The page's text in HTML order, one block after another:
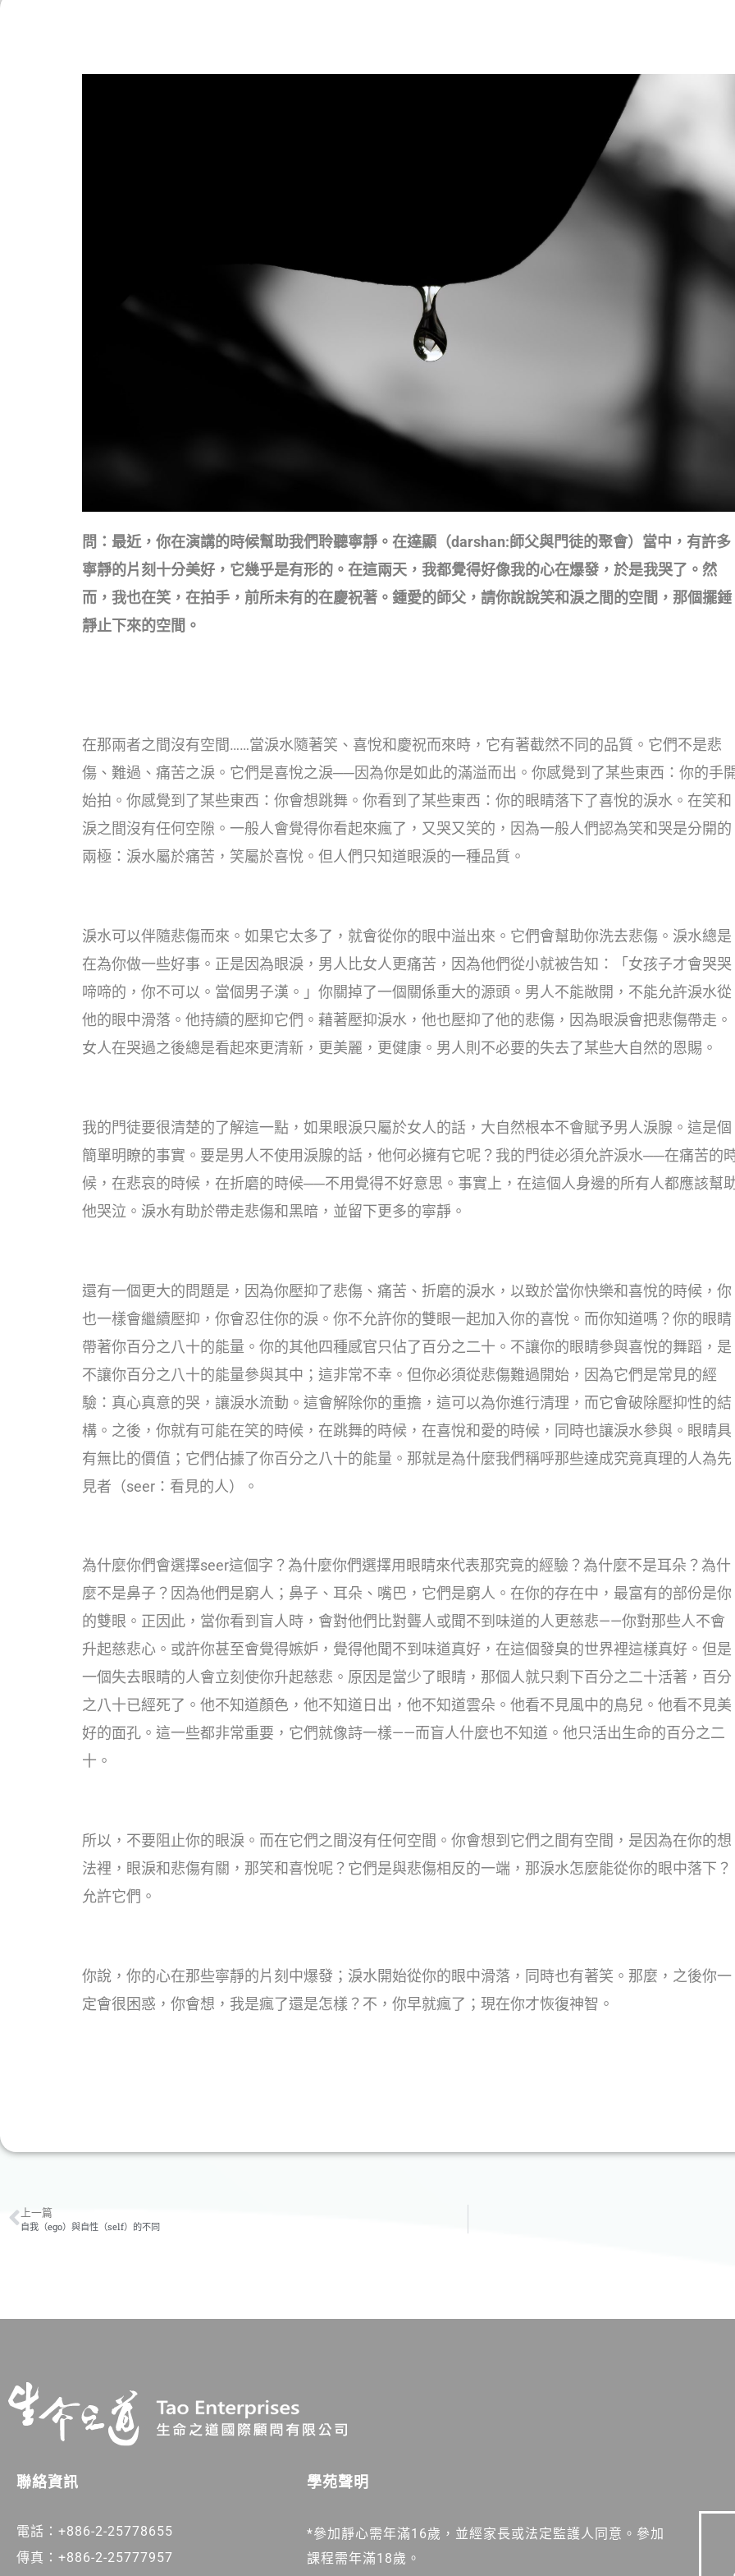
問：最近，你在演講的時候幫助我們聆聽寧靜。在達顯（darshan:師父與門徒的聚會）當中，有許多
寧靜的片刻十分美好，它幾乎是有形的。在這兩天，我都覺得好像我的心在爆發，於是我哭了。然
而，我也在笑，在拍手，前所未有的在慶祝著。鍾愛的師父，請你說說笑和淚之間的空間，那個擺錘
靜止下來的空間。
在那兩者之間沒有空間……當淚水隨著笑、喜悅和慶祝而來時，它有著截然不同的品質。它們不是悲
傷、難過、痛苦之淚。它們是喜悅之淚──因為你是如此的滿溢而出。你感覺到了某些東西：你的手
始拍。你感覺到了某些東西：你會想跳舞。你看到了某些東西：你的眼睛落下了喜悅的淚水。在笑和
淚之間沒有任何空隙。一般人會覺得你看起來瘋了，又哭又笑的，因為一般人們認為笑和哭是分開的
兩極：淚水屬於痛苦，笑屬於喜悅。但人們只知道眼淚的一種品質。
淚水可以伴隨悲傷而來。如果它太多了，就會從你的眼中溢出來。它們會幫助你洗去悲傷。淚水總是
在為你做一些好事。正是因為眼淚，男人比女人更痛苦，因為他們從小就被告知：「女孩子才會哭哭
啼啼的，你不可以。當個男子漢。」你關掉了一個關係重大的源頭。男人不能敞開，不能允許淚水從
他的眼中滑落。他持續的壓抑它們。藉著壓抑淚水，他也壓抑了他的悲傷，因為眼淚會把悲傷帶走。
女人在哭過之後總是看起來更清新，更美麗，更健康。男人則不必要的失去了某些大自然的恩賜。
我的門徒要很清楚的了解這一點，如果眼淚只屬於女人的話，大自然根本不會賦予男人淚腺。這是個
簡單明瞭的事實。要是男人不使用淚腺的話，他何必擁有它呢？我的門徒必須允許淚水──在痛苦的
候，在悲哀的時候，在折磨的時候──不用覺得不好意思。事實上，在這個人身邊的所有人都應該幫
他哭泣。淚水有助於帶走悲傷和黑暗，並留下更多的寧靜。
還有一個更大的問題是，因為你壓抑了悲傷、痛苦、折磨的淚水，以致於當你快樂和喜悅的時候，你
也一樣會繼續壓抑，你會忍住你的淚。你不允許你的雙眼一起加入你的喜悅。而你知道嗎？你的眼睛
帶著你百分之八十的能量。你的其他四種感官只佔了百分之二十。不讓你的眼睛參與喜悅的舞蹈，是
不讓你百分之八十的能量參與其中；這非常不幸。但你必須從悲傷難過開始，因為它們是常見的經
驗：真心真意的哭，讓淚水流動。這會解除你的重擔，這可以為你進行清理，而它會破除壓抑性的結
構。之後，你就有可能在笑的時候，在跳舞的時候，在喜悅和愛的時候，同時也讓淚水參與。眼睛具
有無比的價值；它們佔據了你百分之八十的能量。那就是為什麼我們稱呼那些達成究竟真理的人為先
見者（seer：看見的人）。
為什麼你們會選擇seer這個字？為什麼你們選擇用眼睛來代表那究竟的經驗？為什麼不是耳朵？為什
麼不是鼻子？因為他們是窮人；鼻子、耳朵、嘴巴，它們是窮人。在你的存在中，最富有的部份是你
的雙眼。正因此，當你看到盲人時，會對他們比對聾人或聞不到味道的人更慈悲——你對那些人不會
升起慈悲心。或許你甚至會覺得嫉妒，覺得他聞不到味道真好，在這個發臭的世界裡這樣真好。但是
一個失去眼睛的人會立刻使你升起慈悲。原因是當少了眼睛，那個人就只剩下百分之二十活著，百分
之八十已經死了。他不知道顏色，他不知道日出，他不知道雲朵。他看不見風中的鳥兒。他看不見美
好的面孔。這一些都非常重要，它們就像詩一樣——而盲人什麼也不知道。他只活出生命的百分之二
十。
所以，不要阻止你的眼淚。而在它們之間沒有任何空間。你會想到它們之間有空間，是因為在你的想
法裡，眼淚和悲傷有關，那笑和喜悅呢？它們是與悲傷相反的一端，那淚水怎麼能從你的眼中落下？
允許它們。
你說，你的心在那些寧靜的片刻中爆發；淚水開始從你的眼中滑落，同時也有著笑。那麼，之後你一
定會很困惑，你會想，我是瘋了還是怎樣？不，你早就瘋了；現在你才恢復神智。
上一篇
自我（ego）與自性（self）的不同
聯絡資訊
電話：+886-2-25778655
傳真：+886-2-25777957
學苑聲明
*參加靜心需年滿16歲，並經家長或法定監護人同意。參加
課程需年滿18歲。